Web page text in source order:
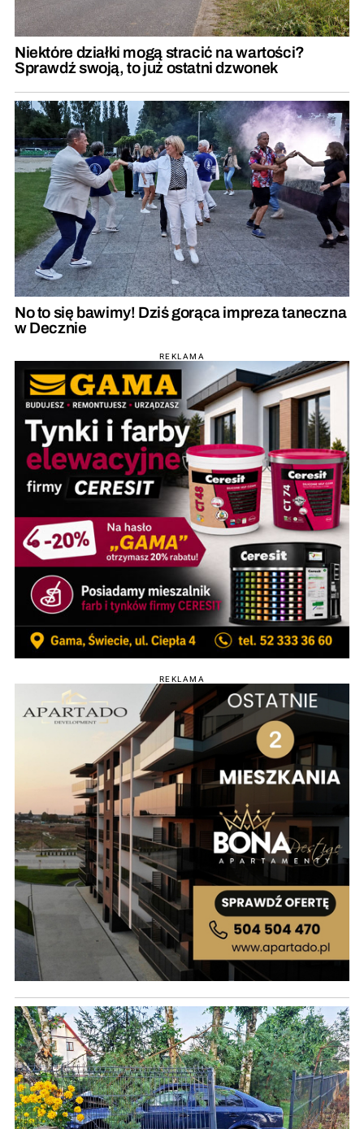
Niektóre działki mogą stracić na wartości?
Sprawdź swoją, to już ostatni dzwonek
No to się bawimy! Dziś gorąca impreza taneczna
w Decznie
REKLAMA
REKLAMA